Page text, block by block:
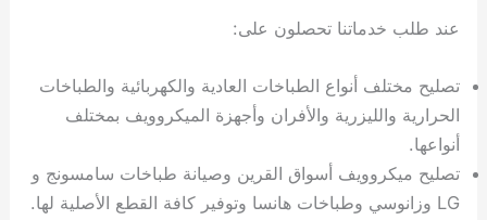
عند طلب خدماتنا تحصلون على:
تصليح مختلف أنواع الطباخات العادية والكهربائية والطباخات
الحرارية والليزرية والأفران وأجهزة الميكروويف بمختلف
أنواعها.
تصليح ميكروويف أسواق القرين وصيانة طباخات سامسونج و
LG وزانوسي وطباخات هانسا وتوفير كافة القطع الأصلية لها.